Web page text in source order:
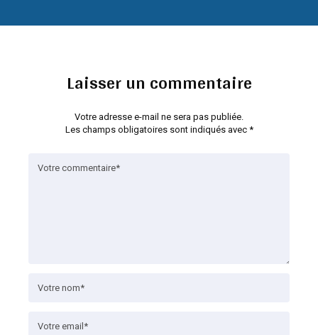
Laisser un commentaire
Votre adresse e-mail ne sera pas publiée.
Les champs obligatoires sont indiqués avec *